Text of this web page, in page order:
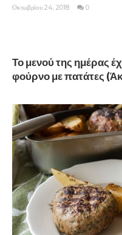
Οκτωβρίου 24, 2018 0
Το μενού της ημέρας
φούρνο με πατάτες